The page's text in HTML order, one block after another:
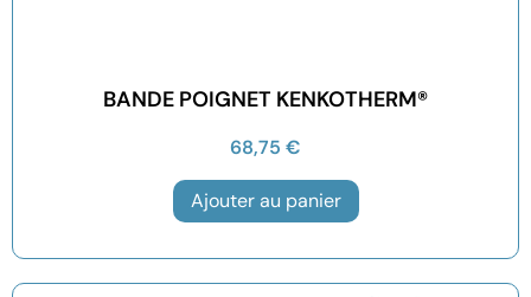
BANDE POIGNET KENKOTHERM®
68,75 €
Ajouter au panier